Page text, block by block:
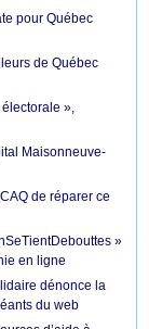
pour Québec
de Québec
»,
Maisonneuve-
de réparer ce
»
en ligne
dénonce la
du web